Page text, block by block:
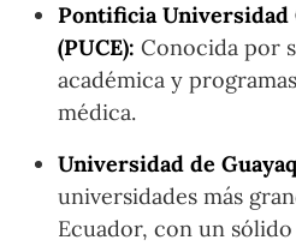
Pontificia Universidad
(PUCE): Conocida por
académica y
médica.
Universidad de
universidades más
Ecuador, con un